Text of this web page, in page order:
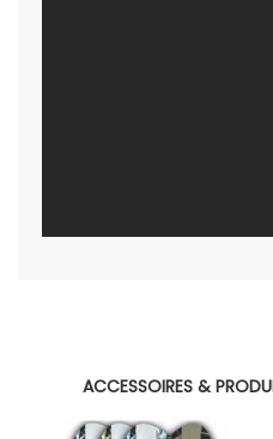
ACCESSOIRES &